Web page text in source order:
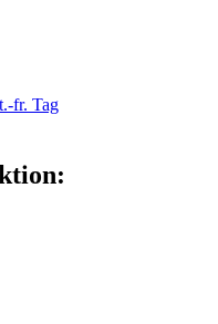
fr. Tag